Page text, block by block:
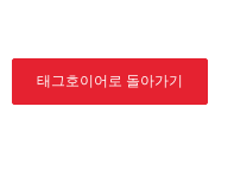
태그호이어로 돌아가기